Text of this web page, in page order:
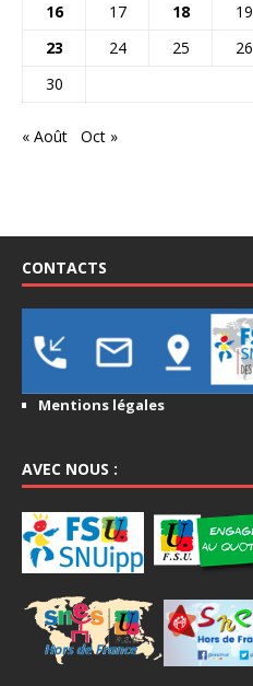
16
17 18 19
23
24 25 26
30
« Août Oct »
CONTACTS
Mentions légales
AVEC NOUS :